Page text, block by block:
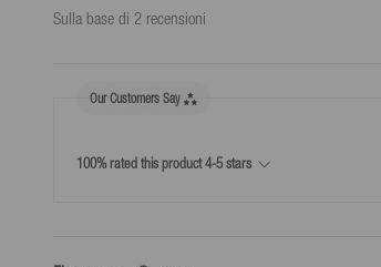
trasportatori) avete preso possesso della merce.
Sulla base di 2 recensioni
Our Customers Say
100% rated this product 4-5 stars